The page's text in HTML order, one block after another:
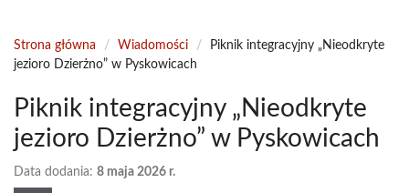
Strona główna / Wiadomości /
Piknik integracyjny „Nieodkryte
jezioro Dzierżno” w Pyskowicach
Piknik integracyjny „Nieodkryte
jezioro Dzierżno” w Pyskowicach
Data dodania: 8 maja 2026 r.